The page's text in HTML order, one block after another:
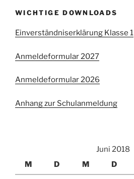
WICHTIGE DOWNLOADS
Einverständniserklärung Klasse 1
Anmeldeformular 2027
Anmeldeformular 2026
Anhang zur Schulanmeldung
Juni 2018
M
D M D